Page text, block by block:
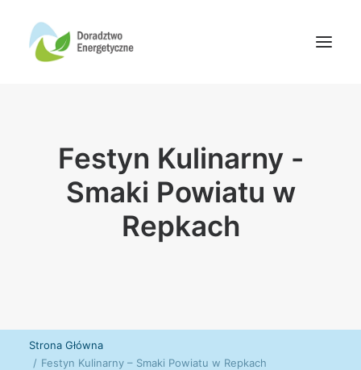
Aktualności
Wydarzenia
Oferta finansowania
Wyszukiwanie
Festyn Kulinarny -
Smaki Powiatu w
Repkach
Strona Główna
Festyn Kulinarny – Smaki Powiatu w Repkach